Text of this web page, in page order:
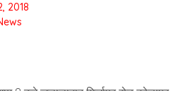
2018